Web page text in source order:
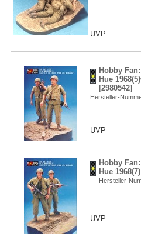
UVP
Hobby
Hue
[2980542]
Hersteller-
UVP
Hobby
Hue
Hersteller-
UVP